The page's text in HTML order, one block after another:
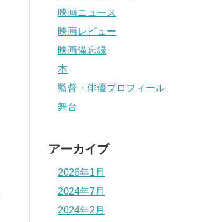
映画ニュース
映画レビュー
映画備忘録
本
監督・俳優プロフィール
舞台
アーカイブ
2026年1月
2024年7月
2024年2月